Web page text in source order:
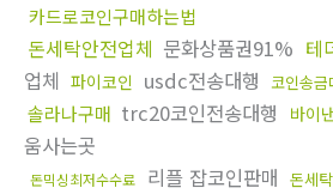
카드로코인구매하는법
돈세탁안전업체 문화상품권91% 테
업체 파이코인 usdc전송대행 코인송금
솔라나구매 trc20코인전송대행 바이
움사는곳
돈믹싱최저수수료 리플 잡코인판매 돈세